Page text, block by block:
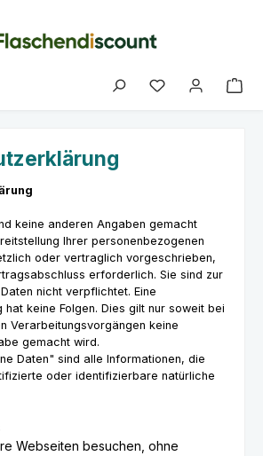
Du hast 0
keine anderen Angaben gemacht
Ihrer personenbezogenen
oder vertraglich vorgeschrieben,
erforderlich. Sie sind zur
nicht verpflichtet. Eine
hat keine Folgen. Dies gilt nur soweit bei
Verarbeitungsvorgängen keine
gemacht wird.
Daten" sind alle Informationen, die
oder identifizierbare natürliche
Webseiten besuchen, ohne